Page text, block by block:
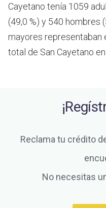
Cayetano tenía 1059
(49,0 %) y 540 hombres
mayores representaban
total de San Cayetano
Reclama tu crédito
No necesitas